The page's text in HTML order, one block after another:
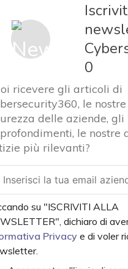
0
ricevere gli articoli di
le
delle aziende, gli
le nostre
più rilevanti?
su "ISCRIVITI ALLA
dichiaro di
Privacye di voler